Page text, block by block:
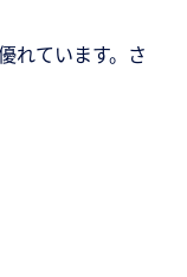
れています。さ